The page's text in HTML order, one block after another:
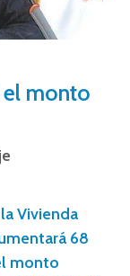
monto
Vivienda
68
monto